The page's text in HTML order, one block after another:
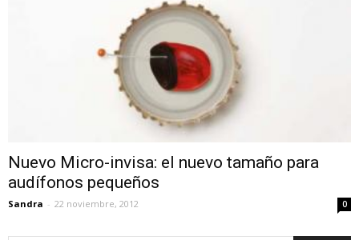
Nuevo Micro-invisa: el nuevo tamaño para
audífonos pequeños
Sandra - 22 noviembre, 2012 0